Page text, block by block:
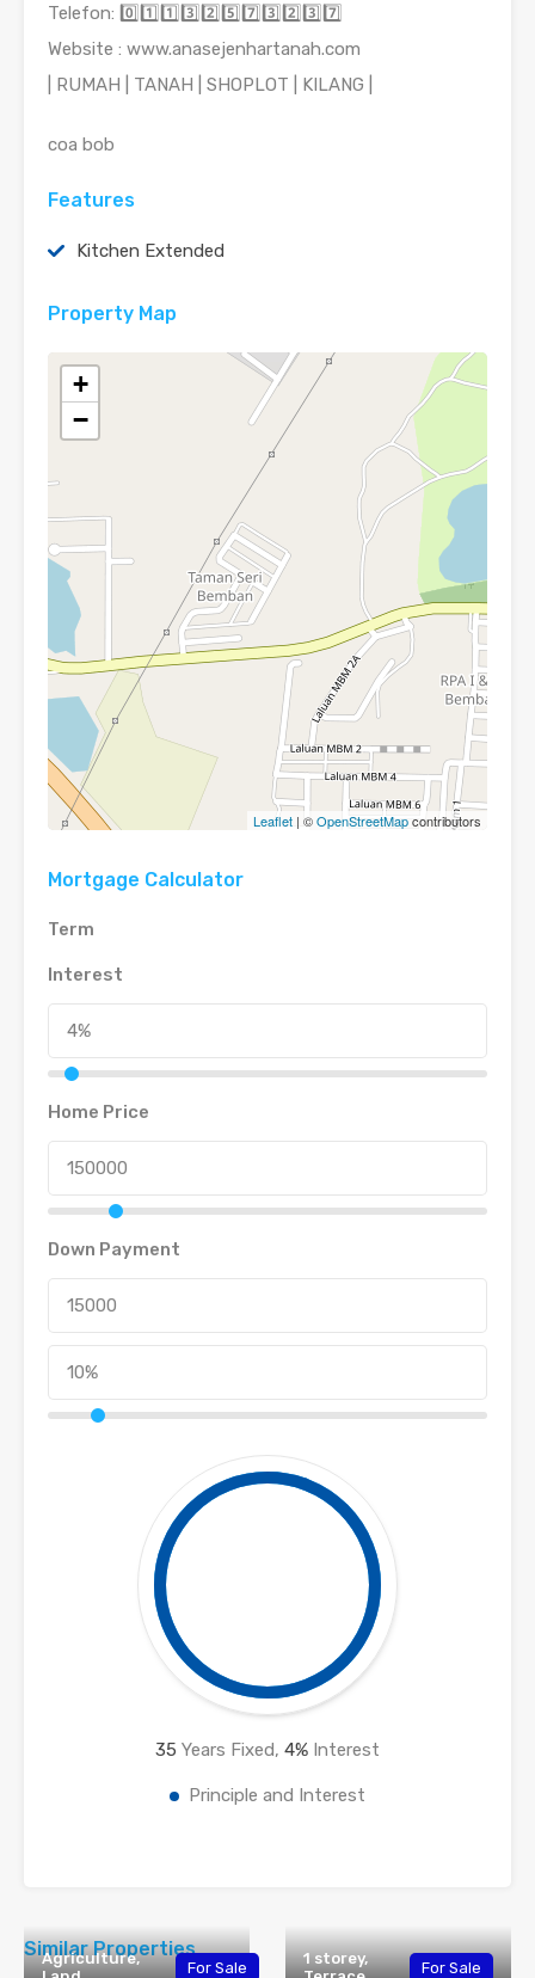
Telefon: 0️⃣1️⃣1️⃣3️⃣2️⃣5️⃣7️⃣3️⃣2️⃣3️⃣7️⃣
Website : www.anasejenhartanah.com
| RUMAH | TANAH | SHOPLOT | KILANG |
coa bob
Features
Kitchen Extended
Property Map
+
−
Leaflet | ©OpenStreetMapcontributors
Mortgage Calculator
Term
Interest
Home Price
Down Payment
35 Years Fixed, 4% Interest
Principle and Interest
Similar Properties
Agriculture,
For Sale
1 storey,
For Sale